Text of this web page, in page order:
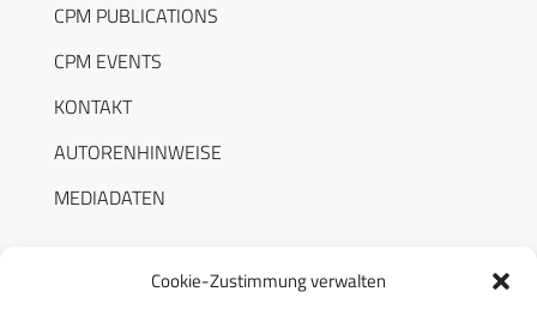
Cookie-Zustimmung verwalten
CPM PUBLICATIONS
CPM EVENTS
KONTAKT
AUTORENHINWEISE
MEDIADATEN